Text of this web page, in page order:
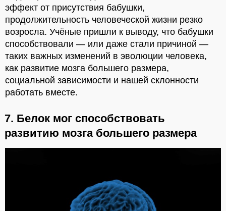
эффект от присутствия бабушки,
продолжительность человеческой жизни резко
возросла. Учёные пришли к выводу, что бабушки
способствовали — или даже стали причиной —
таких важных изменений в эволюции человека,
как развитие мозга большего размера,
социальной зависимости и нашей склонности
работать вместе.
7. Белок мог способствовать
развитию мозга большего размера